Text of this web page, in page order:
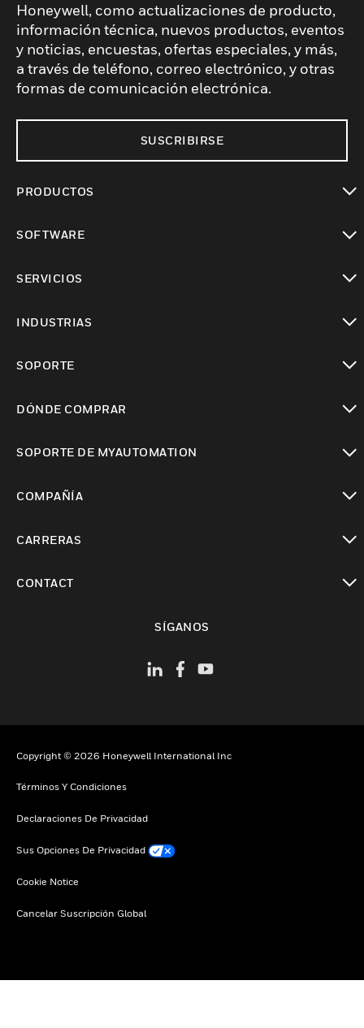
Honeywell, como actualizaciones de producto,
información técnica, nuevos productos, eventos
y noticias, encuestas, ofertas especiales, y más,
a través de teléfono, correo electrónico, y otras
formas de comunicación electrónica.
SUSCRIBIRSE
PRODUCTOS
SOFTWARE
SERVICIOS
INDUSTRIAS
SOPORTE
DÓNDE COMPRAR
SOPORTE DE MYAUTOMATION
COMPAÑÍA
CARRERAS
CONTACT
SÍGANOS
Copyright © 2026 Honeywell International Inc
Términos Y Condiciones
Declaraciones De Privacidad
Sus Opciones De Privacidad
Cookie Notice
Cancelar Suscripción Global